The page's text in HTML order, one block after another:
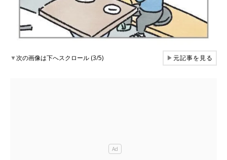
▼次の画像は下へスクロール (3/5) ▶元記事を見る